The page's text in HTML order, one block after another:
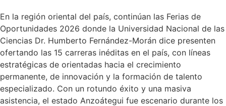
En la región oriental del país, continúan las Ferias de
Oportunidades 2026 donde la Universidad Nacional de las
Ciencias Dr. Humberto Fernández-Morán dice presenten
ofertando las 15 carreras inéditas en el país, con líneas
estratégicas de orientadas hacia el crecimiento
permanente, de innovación y la formación de talento
especializado. Con un rotundo éxito y una masiva
asistencia, el estado Anzoátegui fue escenario durante los